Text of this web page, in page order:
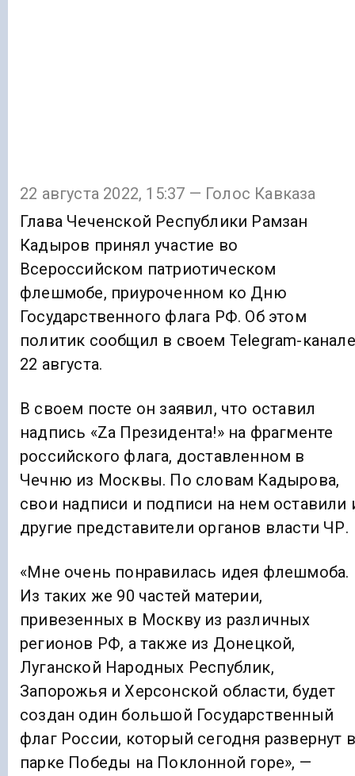
22 августа 2022, 15:37 — Голос Кавказа
Глава Чеченской Республики Рамзан
Кадыров принял участие во
Всероссийском патриотическом
флешмобе, приуроченном ко Дню
Государственного флага РФ. Об этом
политик сообщил в своем Telegram-канале
22 августа.
В своем посте он заявил, что оставил
надпись «Zа Президента!» на фрагменте
российского флага, доставленном в
Чечню из Москвы. По словам Кадырова,
свои надписи и подписи на нем оставили
другие представители органов власти ЧР.
«Мне очень понравилась идея флешмоба.
Из таких же 90 частей материи,
привезенных в Москву из различных
регионов РФ, а также из Донецкой,
Луганской Народных Республик,
Запорожья и Херсонской области, будет
создан один большой Государственный
флаг России, который сегодня развернут
парке Победы на Поклонной горе», —